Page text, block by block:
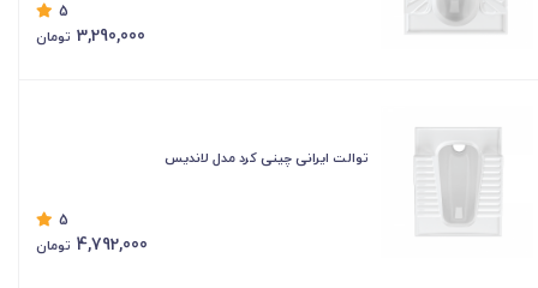
5
3,290,000 تومان
توالت ایرانی چینی کرد مدل لاندیس
5
4,792,000 تومان